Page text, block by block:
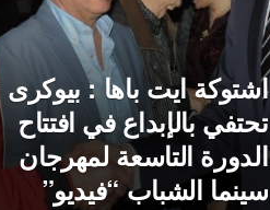
اشتوكة ايت باها : بيوكرى
تحتفي بالإبداع في افتتاح
الدورة التاسعة لمهرجان
سينما الشباب “فيديو”